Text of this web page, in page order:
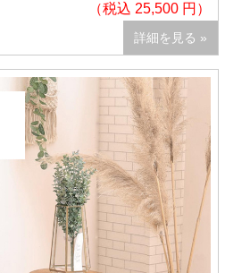
（税込 25,500 円）
詳細を見る »